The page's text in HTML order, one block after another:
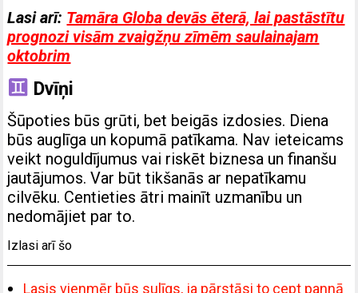
Lasi arī: Tamāra Globa devās ēterā, lai pastāstītu
prognozi visām zvaigžņu zīmēm saulainajam
oktobrim
Dvīņi
Šūpoties būs grūti, bet beigās izdosies. Diena
būs auglīga un kopumā patīkama. Nav ieteicams
veikt noguldījumus vai riskēt biznesa un finanšu
jautājumos. Var būt tikšanās ar nepatīkamu
cilvēku. Centieties ātri mainīt uzmanību un
nedomājiet par to.
Izlasi arī šo
Lasis vienmēr būs sulīgs, ja pārstāsi to cept pannā